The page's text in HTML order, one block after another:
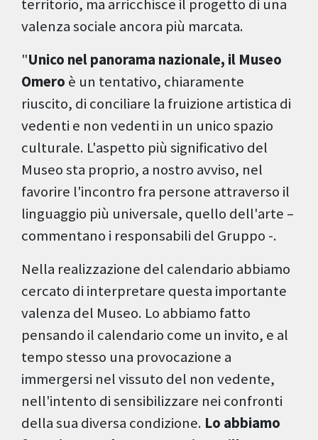
territorio, ma arricchisce il progetto di una
valenza sociale ancora più marcata.
"Unico nel panorama nazionale, il Museo
Omero è un tentativo, chiaramente
riuscito, di conciliare la fruizione artistica di
vedenti e non vedenti in un unico spazio
culturale. L'aspetto più significativo del
Museo sta proprio, a nostro avviso, nel
favorire l'incontro fra persone attraverso il
linguaggio più universale, quello dell'arte –
commentano i responsabili del Gruppo -.
Nella realizzazione del calendario abbiamo
cercato di interpretare questa importante
valenza del Museo. Lo abbiamo fatto
pensando il calendario come un invito, e al
tempo stesso una provocazione a
immergersi nel vissuto del non vedente,
nell'intento di sensibilizzare nei confronti
della sua diversa condizione. Lo abbiamo